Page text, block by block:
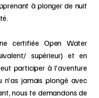
à plonger de nuit
certifiée Open Water
supérieur) et en
participer à l'aventure
n'as jamais plongé avec
nous te demandons de